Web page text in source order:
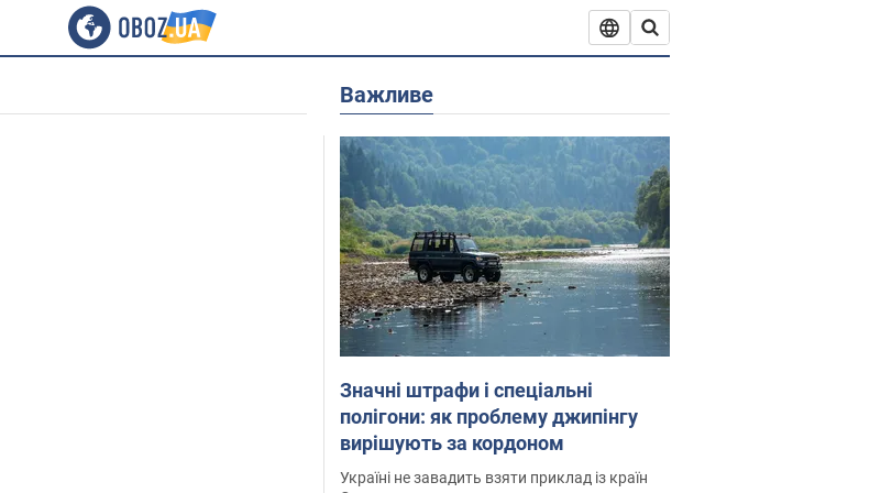
Важливе
Значні штрафи і спеціальні
полігони: як проблему джипінгу
вирішують за кордоном
Україні не завадить взяти приклад із країн